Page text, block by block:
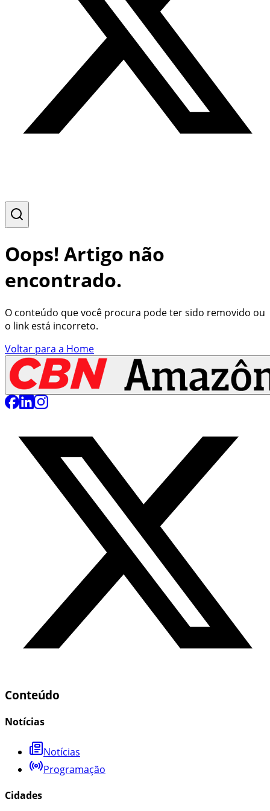
Oops! Artigo não
encontrado.
O conteúdo que você procura pode ter sido removido ou
o link está incorreto.
Voltar para a Home
Conteúdo
Notícias
Notícias
Programação
Cidades